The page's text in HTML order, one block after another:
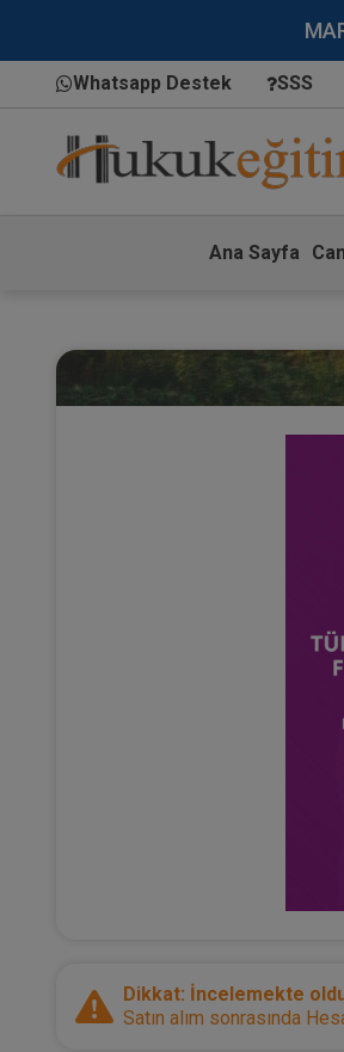
Whatsapp Destek SSS
Ana Sayfa
Dikkat: İncelemekte
Satın alım sonrasında